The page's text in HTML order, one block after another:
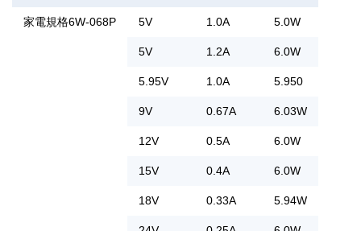
家電規格6W-068P 5V 1.0A 5.0W
5V 1.2A 6.0W
5.95V 1.0A 5.950
9V 0.67A 6.03W
12V 0.5A 6.0W
15V 0.4A 6.0W
18V 0.33A 5.94W